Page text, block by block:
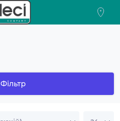
Фільтр